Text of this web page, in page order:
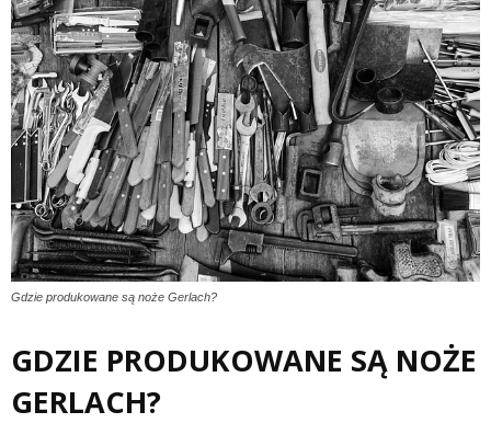
Gdzie produkowane są noże Gerlach?
GDZIE PRODUKOWANE SĄ NOŻE
GERLACH?